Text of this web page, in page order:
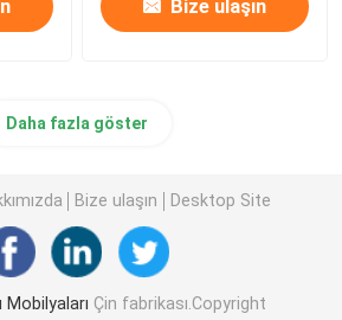
Bize ulaşın
Daha fazla göster
Bize ulaşın Desktop Site
Mobilyaları Çin fabrikası.Copyright